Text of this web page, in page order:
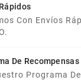
Con Envíos
De Recompensas
Programa